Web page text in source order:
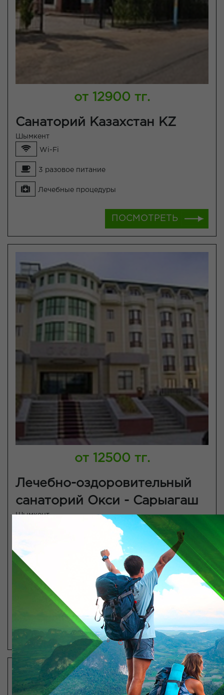
от 12900 тг.
Санаторий Казахстан KZ
Шымкент
Wi-Fi
3 разовое питание
Лечебные процедуры
ПОСМОТРЕТЬ
от 12500 тг.
Лечебно-оздоровительный
санаторий Окси - Сарыагаш
Шымкент
3 разовое питание
Басейн
Лечебные процедуры
ПОСМОТРЕТЬ